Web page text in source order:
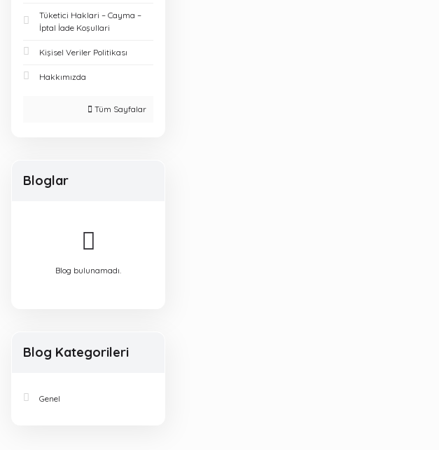
Tüketici Haklari – Cayma –
İptal İade Koşullari
Kişisel Veriler Politikası
Hakkımızda
Tüm Sayfalar
Bloglar
Blog bulunamadı.
Blog Kategorileri
Genel